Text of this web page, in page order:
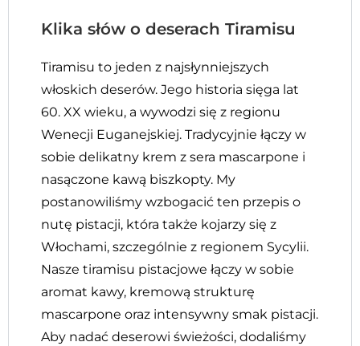
Klika słów o deserach Tiramisu
Tiramisu to jeden z najsłynniejszych
włoskich deserów. Jego historia sięga lat
60. XX wieku, a wywodzi się z regionu
Wenecji Euganejskiej. Tradycyjnie łączy w
sobie delikatny krem z sera mascarpone i
nasączone kawą biszkopty. My
postanowiliśmy wzbogacić ten przepis o
nutę pistacji, która także kojarzy się z
Włochami, szczególnie z regionem Sycylii.
Nasze tiramisu pistacjowe łączy w sobie
aromat kawy, kremową strukturę
mascarpone oraz intensywny smak pistacji.
Aby nadać deserowi świeżości, dodaliśmy